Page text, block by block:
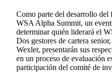
Como parte del desarrollo
WSA Alpha Summit, un
determinar quién liderará el
Dos gestores de cartera
Wexler, presentarán sus
en un proceso de evaluación
participación del comité de